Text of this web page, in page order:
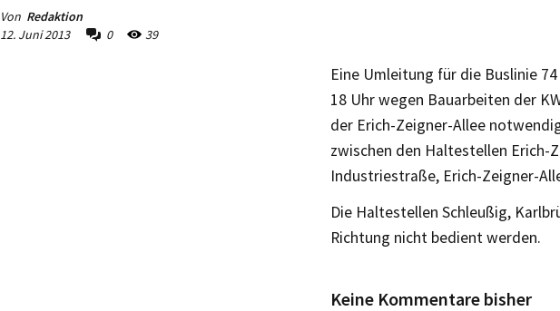
Von Redaktion
12. Juni 2013
0 39
Eine Umleitung für die Buslinie
18 Uhr wegen Bauarbeiten der
der Erich-Zeigner-Allee
zwischen den Haltestellen
Industriestraße, Erich-Zeigner-
Die Haltestellen Schleußig,
Richtung nicht bedient werden.
Keine Kommentare bisher